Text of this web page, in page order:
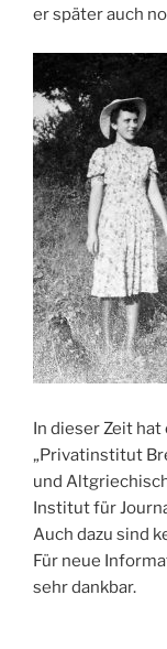
er später auch
In dieser Zeit
„Privatinstitut
und
Institut für
Auch dazu sind
Für neue
sehr dankbar.